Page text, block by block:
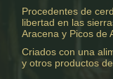
Procedentes de
libertad en las
Aracena y Picos de
Criados con una
y otros productos